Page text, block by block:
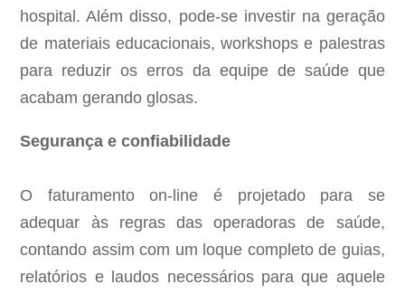
hospital. Além disso, pode-se investir na geração
de materiais educacionais, workshops e palestras
para reduzir os erros da equipe de saúde que
acabam gerando glosas.
Segurança e confiabilidade
O faturamento on-line é projetado para se
adequar às regras das operadoras de saúde,
contando assim com um loque completo de guias,
relatórios e laudos necessários para que aquele